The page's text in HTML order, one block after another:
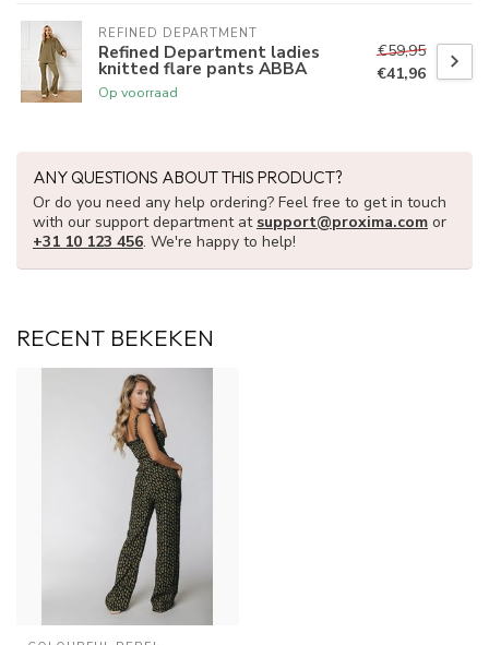
REFINED DEPARTMENT
Refined Department ladies
knitted flare pants ABBA
Op voorraad
€59,95
€41,96
ANY QUESTIONS ABOUT THIS PRODUCT?
Or do you need any help ordering? Feel free to get in touch
with our support department at support@proxima.com or
+31 10 123 456. We're happy to help!
RECENT BEKEKEN